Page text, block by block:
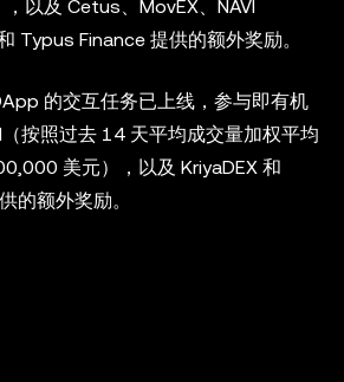
以及 Cetus、MovEX、NAVI
Typus Finance 提供的额外奖励。
的交互任务已上线，参与即有机
按照过去 14 天平均成交量加权平均
美元），以及 KriyaDEX 和
的额外奖励。